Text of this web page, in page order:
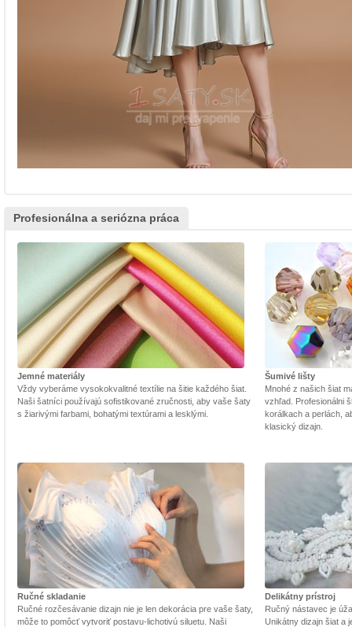
Profesionálna a seriózna práca
Jemné materiály
Vždy vyberáme vysokokvalitné textílie na šitie každého šiat.
Naši šatníci používajú sofistikované zručnosti, aby vaše šaty
s žiarivými farbami, bohatými textúrami a lesklými.
Šumivé lišty
Mnohé z našich šiat
vzhľad. Profesionálni
korálkach a perlách,
klasický dizajn.
Ručné skladanie
Ručné rozčesávanie dizajn nie je len dekorácia pre vaše šaty,
môže to pomôcť vytvoriť postavu-lichotivú siluetu. Naši
Delikátny prístroj
Ručný nástavec je
Unikátny dizajn šiat a